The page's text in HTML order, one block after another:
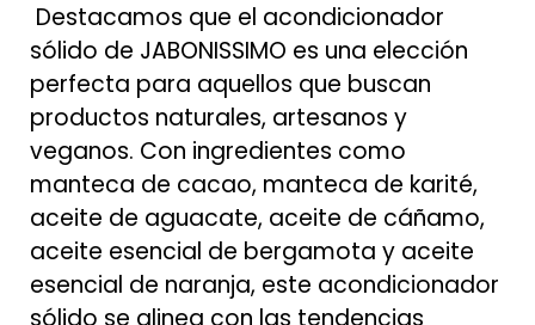
Destacamos que el acondicionador
sólido de JABONISSIMO es una elección
perfecta para aquellos que buscan
productos naturales, artesanos y
veganos. Con ingredientes como
manteca de cacao, manteca de karité,
aceite de aguacate, aceite de cáñamo,
aceite esencial de bergamota y aceite
esencial de naranja, este acondicionador